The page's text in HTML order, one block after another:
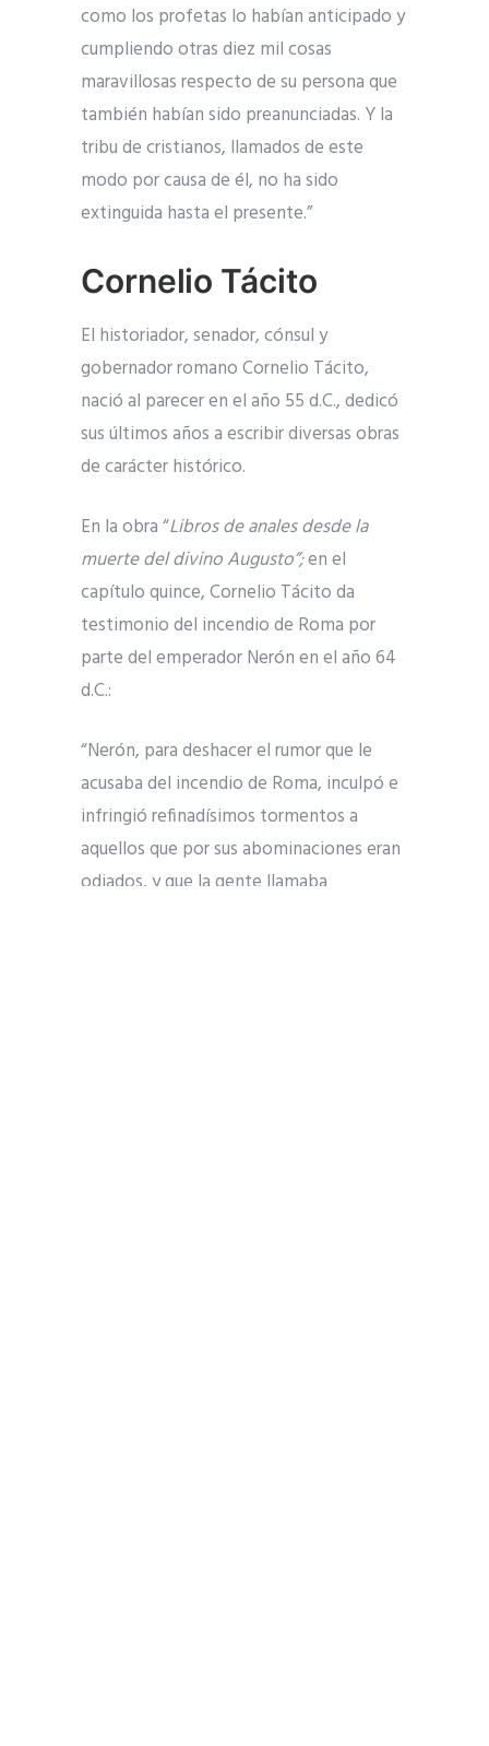
como los profetas lo habían anticipado y
cumpliendo otras diez mil cosas
maravillosas respecto de su persona que
también habían sido preanunciadas. Y la
tribu de cristianos, llamados de este
modo por causa de él, no ha sido
extinguida hasta el presente.”
Cornelio Tácito
El historiador, senador, cónsul y
gobernador romano Cornelio Tácito,
nació al parecer en el año 55 d.C., dedicó
sus últimos años a escribir diversas obras
de carácter histórico.
En la obra “Libros de anales desde la
muerte del divino Augusto”;en el
capítulo quince, Cornelio Tácito da
testimonio del incendio de Roma por
parte del emperador Nerón en el año 64
d.C.:
“Nerón, para deshacer el rumor que le
acusaba del incendio de Roma, inculpó e
infringió refinadísimos tormentos a
aquellos que por sus abominaciones eran
odiados, y que la gente llamaba